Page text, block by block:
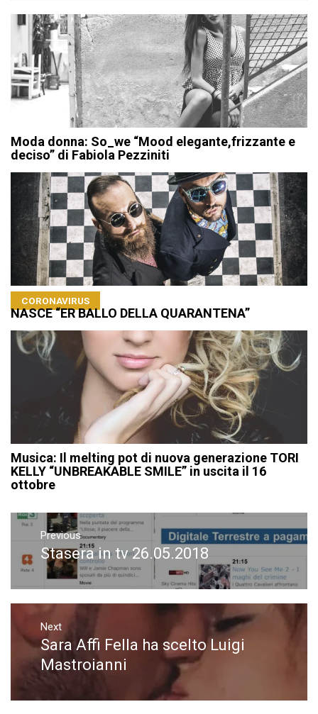
Moda donna: So_we “Mood elegante,frizzante e
deciso” di Fabiola Pezziniti
CORONAVIRUS
NASCE “ER BALLO DELLA QUARANTENA”
Musica: Il melting pot di nuova generazione TORI
KELLY “UNBREAKABLE SMILE” in uscita il 16
ottobre
Navigazione
articoli
Previous
Previous
post:
Stasera in tv 26.05.2018
Next
Next
post:
Sara Affi Fella ha scelto Luigi
Mastroianni